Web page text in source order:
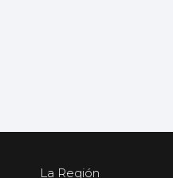
La Región